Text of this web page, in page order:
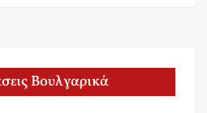
Βουλγαρικά